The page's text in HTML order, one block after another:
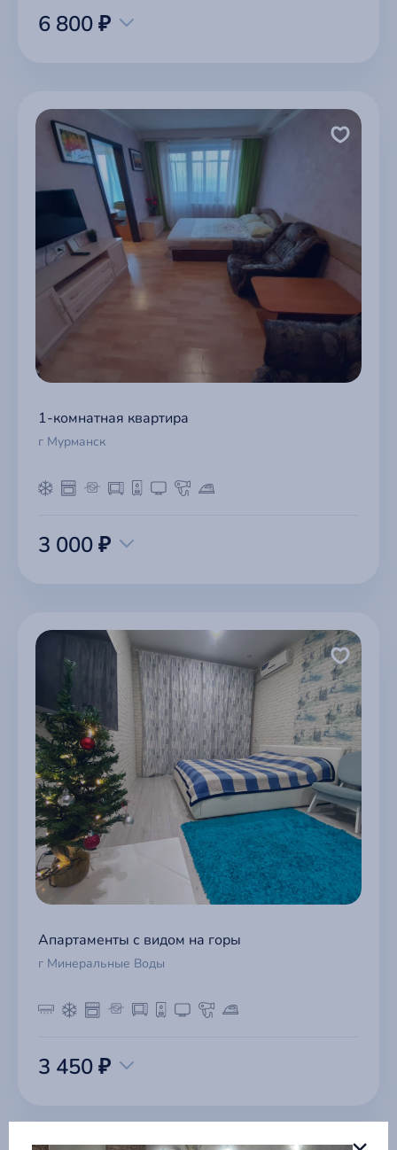
6 800 ₽
1-комнатная квартира
г Мурманск
3 000 ₽
Апартаменты с видом на горы
г Минеральные Воды
3 450 ₽